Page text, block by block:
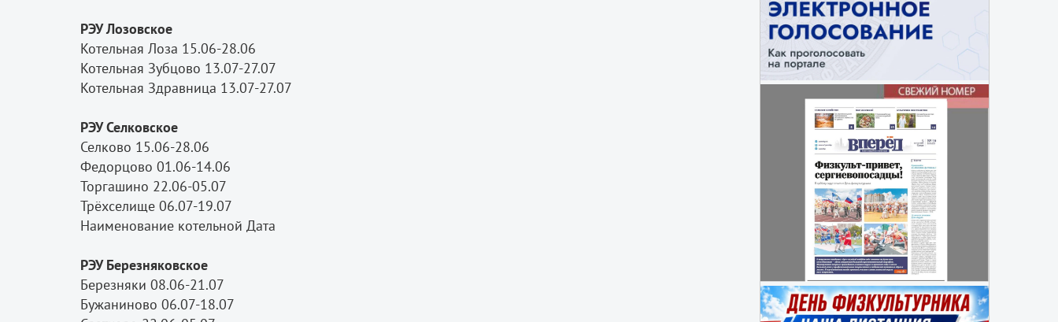
РЭУ Лозовское
Котельная Лоза 15.06-28.06
Котельная Зубцово 13.07-27.07
Котельная Здравница 13.07-27.07
РЭУ Селковское
Селково 15.06-28.06
Федорцово 01.06-14.06
Торгашино 22.06-05.07
Трёхселище 06.07-19.07
Наименование котельной Дата
РЭУ Березняковское
Березняки 08.06-21.07
Бужаниново 06.07-18.07